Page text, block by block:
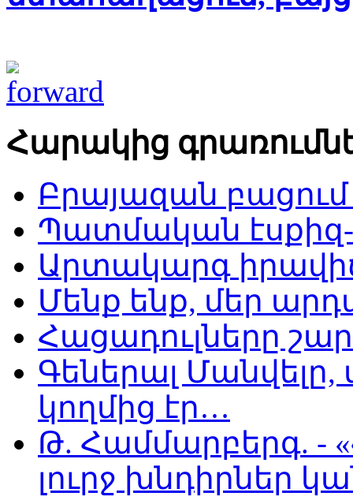
Հարակից
Բրայազան
Պատմական
Արտակարգ
Մենք ենք, մեր
Հացադուլները
Գեներալ
կողմից էր…
Թ. Համմարբերգ. -
լուրջ խնդիրներ